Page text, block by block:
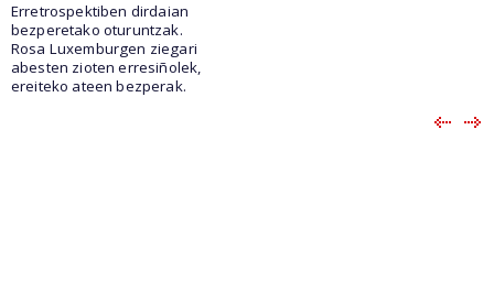
Erretrospektiben dirdaian
bezperetako oturuntzak.
Rosa Luxemburgen ziegari
abesten zioten erresiñolek,
ereiteko ateen bezperak.